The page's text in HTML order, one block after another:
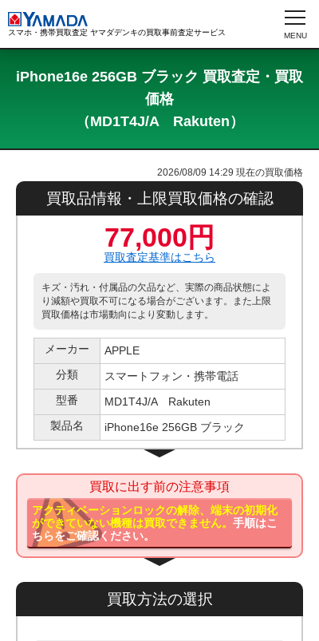
スマホ・携帯買取査定 ヤマダデンキの買取事前査定サービス
iPhone16e 256GB ブラック 買取査定・買取
価格
（MD1T4J/A Rakuten）
2026/08/09 14:29 現在の買取価格
買取品情報・上限買取価格の確認
77,000円
買取査定基準はこちら
キズ・汚れ・付属品の欠品など、実際の商品状態によ
り減額や買取不可になる場合がございます。また上限
買取価格は市場動向により変動します。
メーカー
APPLE
分類
スマートフォン・携帯電話
型番
MD1T4J/A Rakuten
製品名
iPhone16e 256GB ブラック
買取に出す前の注意事項
アクティベーションロックの解除、端末の初期化
ができていない機種は買取できません。手順はこ
ちらをご確認ください。
買取方法の選択